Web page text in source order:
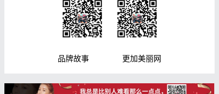
品牌故事 更加美丽网